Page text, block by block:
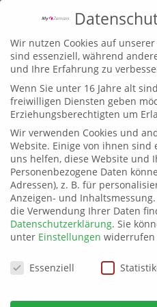
AKTIV &
Die Magdeburger
verwandeln sich in
GESUND.Am
Sonntag, dem 15.
sich jeweils von 10.00
ausführlich über eine
Wir nutzen Cookies auf
sind essenziell, während
und Ihre Erfahrung zu
Wenn Sie unter 16 Jahre alt
freiwilligen Diensten geben
Erziehungsberechtigten um
Wir verwenden Cookies und
Website. Einige von ihnen sind
uns helfen, diese Website und
Personenbezogene Daten
Adressen), z. B. für
Anzeigen- und Inhaltsmessung.
die Verwendung Ihrer Daten
Datenschutzerklärung. Sie
unter Einstellungen widerrufen
Datenschutzeinstellungen
Essenziell